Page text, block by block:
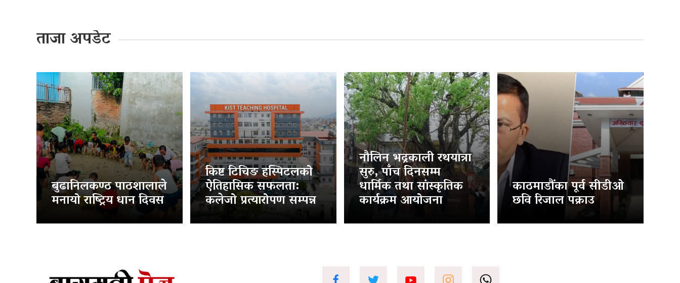
ताजा अपडेट
बुढानिलकण्ठ पाठशालाले
मनायो राष्ट्रिय धान दिवस
किष्ट टिचिङ हस्पिटलको
ऐतिहासिक सफलता:
कलेजो प्रत्यारोपण सम्पन्न
नौलिन भद्रकाली रथयात्रा
सुरु, पाँच दिनसम्म
धार्मिक तथा सांस्कृतिक
कार्यक्रम आयोजना
काठमाडौंका पूर्व सीडीओ
छवि रिजाल पक्राउ